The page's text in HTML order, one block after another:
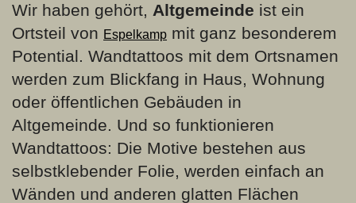
Wir haben gehört, Altgemeinde ist ein
Ortsteil von Espelkamp mit ganz besonderem
Potential. Wandtattoos mit dem Ortsnamen
werden zum Blickfang in Haus, Wohnung
oder öffentlichen Gebäuden in
Altgemeinde. Und so funktionieren
Wandtattoos: Die Motive bestehen aus
selbstklebender Folie, werden einfach an
Wänden und anderen glatten Flächen